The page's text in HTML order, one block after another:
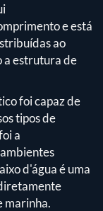
e está
ao
a estrutura de
foi capaz de
tipos de
a
d'água é uma
marinha.